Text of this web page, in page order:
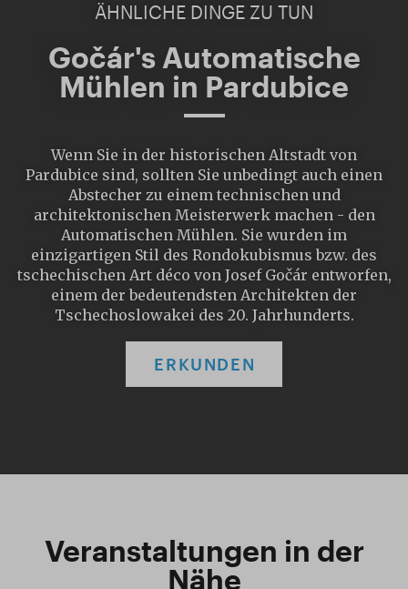
ÄHNLICHE DINGE ZU TUN
Gočár's Automatische
Mühlen in Pardubice
Wenn Sie in der historischen Altstadt von
Pardubice sind, sollten Sie unbedingt auch einen
Abstecher zu einem technischen und
architektonischen Meisterwerk machen - den
Automatischen Mühlen. Sie wurden im
einzigartigen Stil des Rondokubismus bzw. des
tschechischen Art déco von Josef Gočár entworfen,
einem der bedeutendsten Architekten der
Tschechoslowakei des 20. Jahrhunderts.
ERKUNDEN
Veranstaltungen in der
Nähe